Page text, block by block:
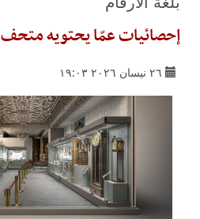
إحصائيات عمّا يحتويه متحف
٢٦ نيسان ٢٠٢٦ ١٩:٠٣